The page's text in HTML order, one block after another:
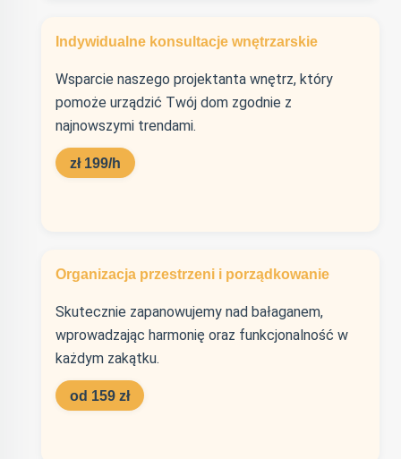
Indywidualne konsultacje wnętrzarskie
Wsparcie naszego projektanta wnętrz, który
pomoże urządzić Twój dom zgodnie z
najnowszymi trendami.
zł 199/h
Organizacja przestrzeni i porządkowanie
Skutecznie zapanowujemy nad bałaganem,
wprowadzając harmonię oraz funkcjonalność w
każdym zakątku.
od 159 zł